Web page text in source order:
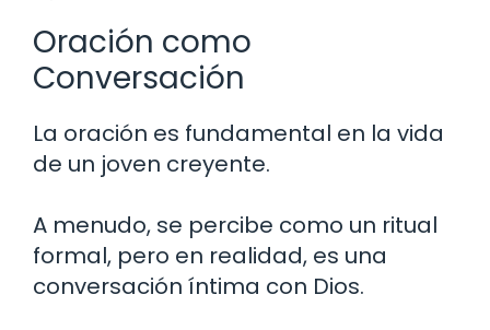
Oración como
Conversación
La oración es fundamental en la vida
de un joven creyente.
A menudo, se percibe como un ritual
formal, pero en realidad, es una
conversación íntima con Dios.